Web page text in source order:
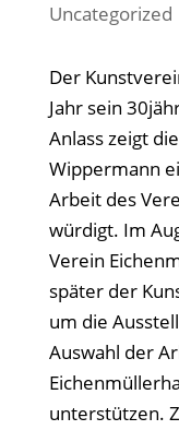
Uncategorized
Der
Jahr sein
Anlass zeigt
Wippermann
Arbeit des
würdigt. Im
Verein
später der
um die
Auswahl der
unterstützen.